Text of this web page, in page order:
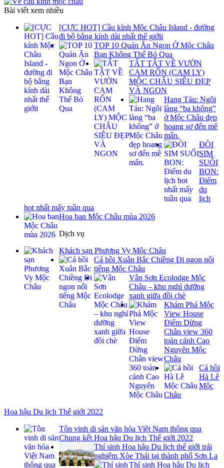
Bài viết xem nhiều
[CỰC HOT] Cầu kính Mộc Châu Island - đường
đi bộ bằng kính dài nhất thế giớii
TOP 10 Quán Ăn Ngon Ở Mộc Châu
Bạn Không Thể Bỏ Qua
TẤT TẬT VỀ VƯỜN
CAM RỐN (CAM LY)
MỘC CHÂU SIÊU ĐẸP
VÀ NGON
Hang Táu: Ngôi
làng “ba không”
ở Mộc Châu đẹp
hoang sơ đến mê
mẩn.
ĐÒI
SIM
SUỐI
BON:
Điểm
du
lịch
hot nhất mấy tuần qua
Hoa ban Mộc Châu mùa 2026
Dịch vụ
Khách sạn Phương Vy Mộc Châu
Cá hồi Xuân Bắc Chiềng Đi ngon nổi
tiếng Mộc Châu
Vân Sơn Ecolodge Mộc
Châu – khu nghỉ dưỡng
xanh giữa đồi chè
Khám Phá Mộc
View House
Điểm Dừng
Chân view 360
toàn cảnh Cao
Nguyên Mộc
Châu
Cá hồi
Hà Lê
Mộc
Châu
Hoa hậu Du lịch Thế giới 2022
Tôn vinh di sản văn hóa Việt Nam thông qua
Chung kết Hoa hậu Du lịch Thế giới 2022
Thí sinh Hoa hậu Du lịch thế giới trải
nghiệm Xòe Thái tại thành phố Sơn La
Thí sinh Hoa hậu Du lịch